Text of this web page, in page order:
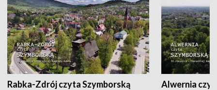
Rabka-Zdrój czyta Szymborską Alwernia